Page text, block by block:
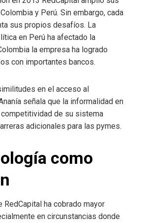
y Perú. Sin embargo, cada
sus propios desafíos. La
en Perú ha afectado la
la empresa ha logrado
con importantes bancos.
en el acceso al
señala que la informalidad en
competitividad de su sistema
adicionales para las pymes.
como
RedCapital ha cobrado mayor
en circunstancias donde